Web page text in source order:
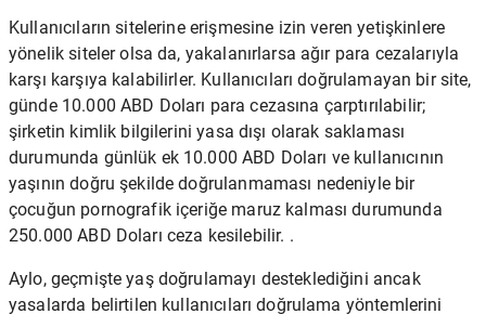
Kullanıcıların sitelerine erişmesine izin veren yetişkinlere
yönelik siteler olsa da, yakalanırlarsa ağır para cezalarıyla
karşı karşıya kalabilirler. Kullanıcıları doğrulamayan bir site,
günde 10.000 ABD Doları para cezasına çarptırılabilir;
şirketin kimlik bilgilerini yasa dışı olarak saklaması
durumunda günlük ek 10.000 ABD Doları ve kullanıcının
yaşının doğru şekilde doğrulanmaması nedeniyle bir
çocuğun pornografik içeriğe maruz kalması durumunda
250.000 ABD Doları ceza kesilebilir. .
Aylo, geçmişte yaş doğrulamayı desteklediğini ancak
yasalarda belirtilen kullanıcıları doğrulama yöntemlerini